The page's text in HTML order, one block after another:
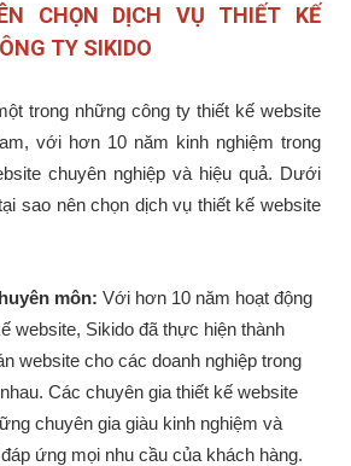
CHỌN DỊCH VỤ THIẾT KẾ
TY SIKIDO
trong những công ty thiết kế website
với hơn 10 năm kinh nghiệm trong
chuyên nghiệp và hiệu quả. Dưới
sao nên chọn dịch vụ thiết kế website
môn: Với hơn 10 năm hoạt động
website, Sikido đã thực hiện thành
website cho các doanh nghiệp trong
Các chuyên gia thiết kế website
chuyên gia giàu kinh nghiệm và
ứng mọi nhu cầu của khách hàng.